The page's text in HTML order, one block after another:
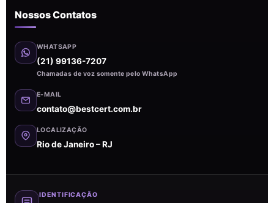
Nossos Contatos
WHATSAPP
(21) 99136-7207
Chamadas de voz somente pelo WhatsApp
E-MAIL
contato@bestcert.com.br
LOCALIZAÇÃO
Rio de Janeiro – RJ
IDENTIFICAÇÃO